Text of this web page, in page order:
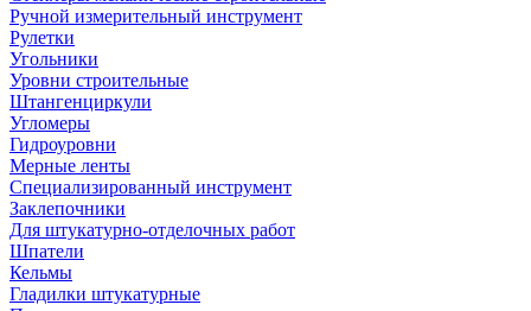
Ручной измерительный инструмент
Рулетки
Угольники
Уровни строительные
Штангенциркули
Угломеры
Гидроуровни
Мерные ленты
Специализированный инструмент
Заклепочники
Для штукатурно-отделочных работ
Шпатели
Кельмы
Гладилки штукатурные